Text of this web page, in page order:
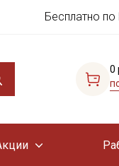
Бесплатно
0